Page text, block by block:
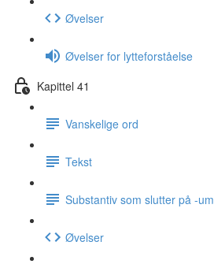
Øvelser
Øvelser for lytteforståelse
Kapittel 41
Vanskelige ord
Tekst
Substantiv som slutter på -um
Øvelser